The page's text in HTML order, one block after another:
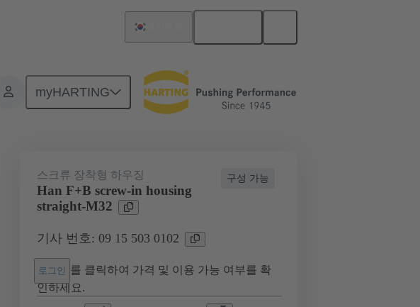
myHARTING
09 15 503 0102
구성 가능
스크류 장착형 하우징
Han F+B screw-in housing
straight-M32
기사 번호: 09 15 503 0102
로그인 를 클릭하여 가격 및 이용 가능 여부를 확
인하세요.